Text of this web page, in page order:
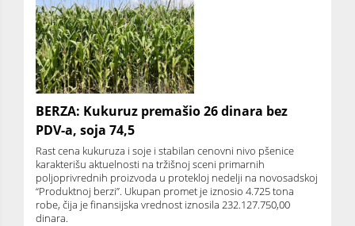
BERZA: Kukuruz premašio 26 dinara bez
PDV-a, soja 74,5
Rast cena kukuruza i soje i stabilan cenovni nivo pšenice
karakterišu aktuelnosti na tržišnoj sceni primarnih
poljoprivrednih proizvoda u protekloj nedelji na novosadskoj
“Produktnoj berzi”. Ukupan promet je iznosio 4.725 tona
robe, čija je finansijska vrednost iznosila 232.127.750,00
dinara.